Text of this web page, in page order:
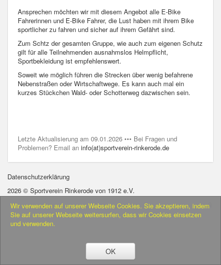
Ansprechen möchten wir mit diesem Angebot alle E-Bike
Fahrerinnen und E-Bike Fahrer, die Lust haben mit ihrem Bike
sportlicher zu fahren und sicher auf ihrem Gefährt sind.
Zum Schtz der gesamten Gruppe, wie auch zum eigenen Schutz
gilt für alle Teilnehmenden ausnahmslos Helmpflicht,
Sportbekleidung ist empfehlenswert.
Soweit wie möglich führen die Strecken über wenig befahrene
Nebenstraßen oder Wirtschaftwege. Es kann auch mal ein
kurzes Stückchen Wald- oder Schotterweg dazwischen sein.
Letzte Aktualisierung am 09.01.2026 ••• Bei Fragen und
Problemen? Email an info(at)sportverein-rinkerode.de
Datenschutzerklärung
2026 © Sportverein Rinkerode von 1912 e.V.
Wir verwenden auf unserer Webseite Cookies. Sie akzeptieren, indem
Sie auf unserer Webseite weitersurfen, dass wir Cookies einsetzen
und verwenden.
OK